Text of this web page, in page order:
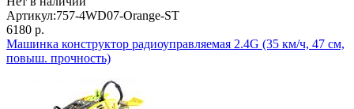
Артикул:757-4WD07-Orange-ST
6180 р.
Машинка конструктор радиоуправляемая 2.4G (35 км/ч, 47 см,
повыш. прочность)